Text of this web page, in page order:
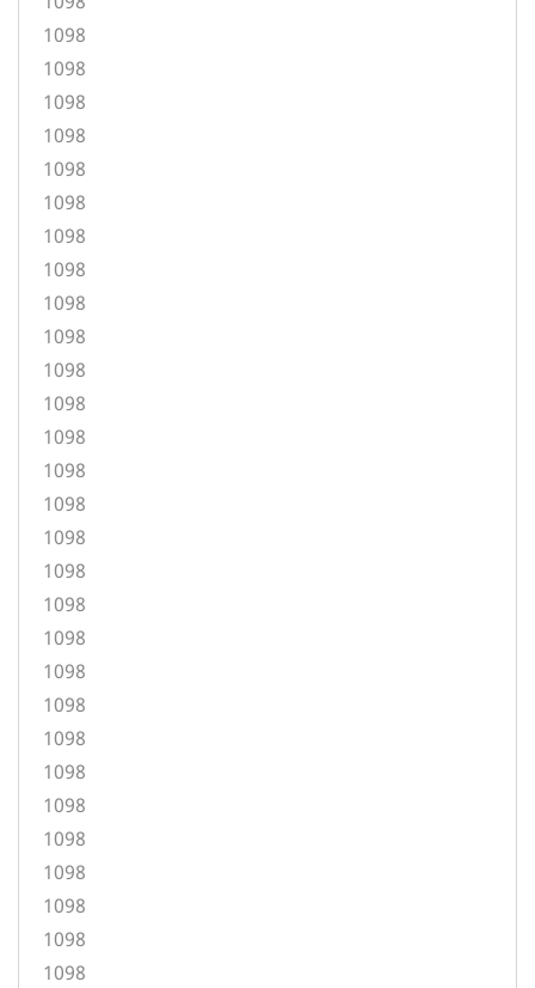
1098
1098
1098
1098
1098
1098
1098
1098
1098
1098
1098
1098
1098
1098
1098
1098
1098
1098
1098
1098
1098
1098
1098
1098
1098
1098
1098
1098
1098